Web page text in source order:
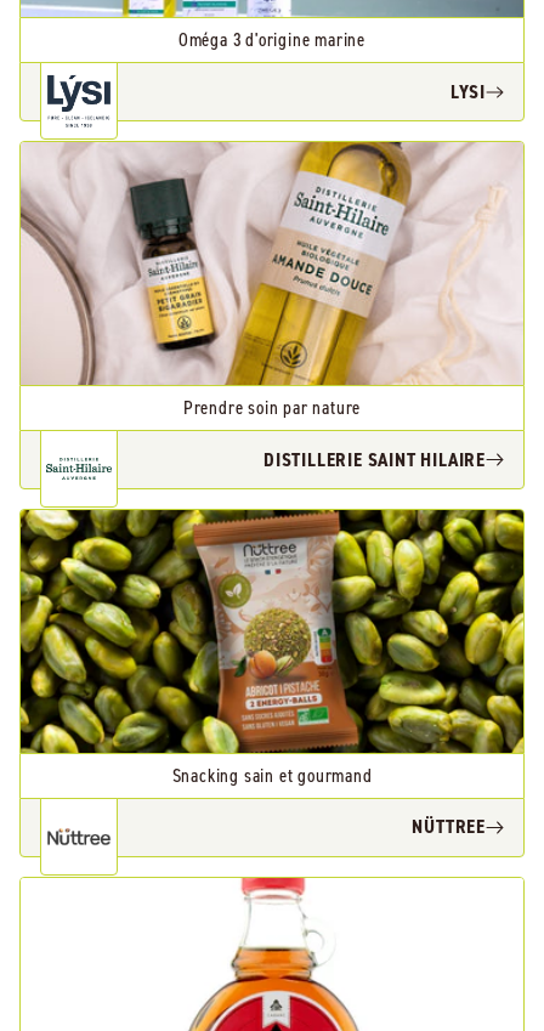
Oméga 3 d'origine marine
LYSI
Prendre soin par nature
DISTILLERIE SAINT HILAIRE
Snacking sain et gourmand
NÜTTREE